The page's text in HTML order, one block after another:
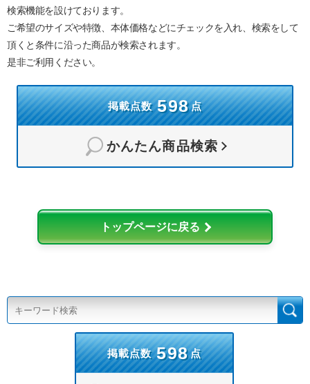
検索機能を設けております。
ご希望のサイズや特徴、本体価格などにチェックを入れ、検索をして
頂くと条件に沿った商品が検索されます。
是非ご利用ください。
掲載点数 598点
かんたん商品検索
トップページに戻る
掲載点数 598点